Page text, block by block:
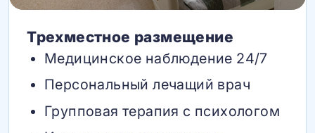
Трехместное размещение
Медицинское наблюдение 24/7
Персональный лечащий врач
Групповая терапия с психологом